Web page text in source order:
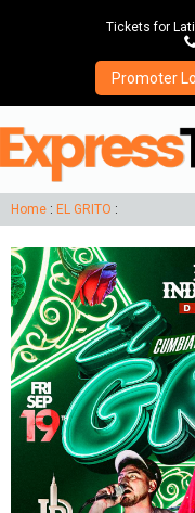
Tickets for
P
Promoter
Home : EL GRITO :